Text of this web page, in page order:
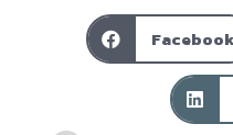
Facebook